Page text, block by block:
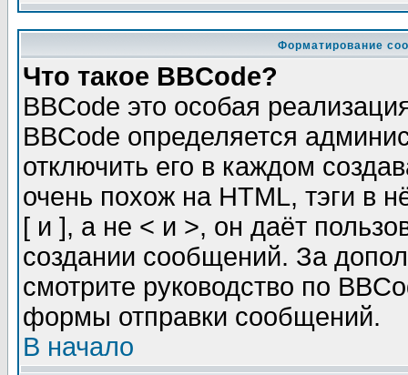
Форматирование
Что такое BBCode?
BBCode это особая
BBCode определяется
отключить его в каждом
очень похож на HTML, тэги в
[ и ], а не < и >, он даёт
создании сообщений. За
смотрите руководство по
формы отправки сообщений.
В начало